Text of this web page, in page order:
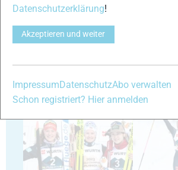
21
Datenschutzerklärung!
Akzeptieren und weiter
Impressum DatenschutzAbo verwalten
Schon registriert? Hier anmelden